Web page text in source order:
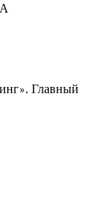
». Главный